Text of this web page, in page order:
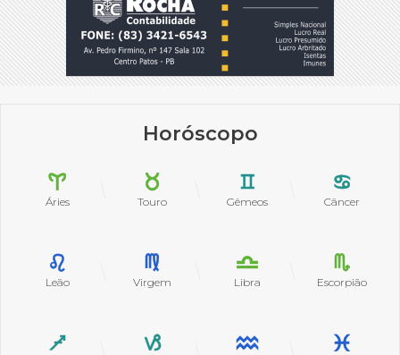
Horóscopo
Áries Touro Gêmeos Câncer
Leão Virgem Libra Escorpião